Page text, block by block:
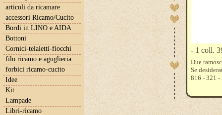
articoli da ricamare
accessori Ricamo/Cucito
Bordi in LINO e AIDA
Bottoni
Cornici-telaietti-fiocchi
filo ricamo e aguglieria
forbici ricamo-cucito
Idee
Kit
Lampade
Libri-ricamo
- 1 coll.
Due
Se
816 - 321 -